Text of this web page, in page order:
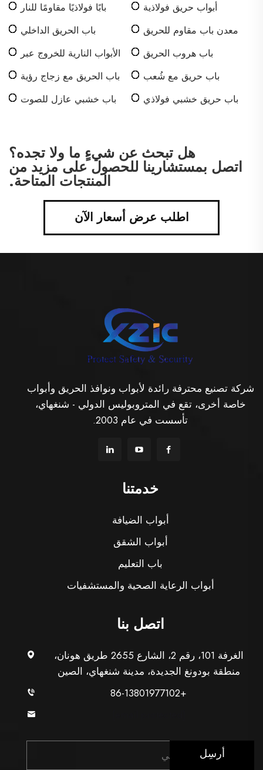
أبواب حريق فولاذية
بابًا فولاذيًا مقاومًا للنار
معدن باب مقاوم للحريق
باب الحريق الداخلي
باب هروب الحريق
الأبواب النارية للخروج عبر
باب حريق مع شُعب
باب الحريق مع زجاج رؤية
باب حريق خشبي فولاذي
باب خشبي عازل للصوت
هل تبحث عن شيءٍ ما ولا تجده؟
اتصل بمستشارينا للحصول على مزيد من
المنتجات المتاحة.
اطلب عرض أسعار الآن
شركة تصنيع محترفة رائدة لأبواب ونوافذ الحريق وأبواب
خاصة أخرى، تقع في المتروبوليس الدولي - شنغهاي،
تأسست في عام 2003.
خدمتنا
أبواب الضيافة
أبواب الشقق
باب التعليم
أبواب الرعاية الصحية والمستشفيات
اتصل بنا
الغرفة 101، رقم 2، الشارع 2655 طريق هونان،
منطقة بودونغ الجديدة، مدينة شنغهاي، الصين
+86-13801977102
أرسِل